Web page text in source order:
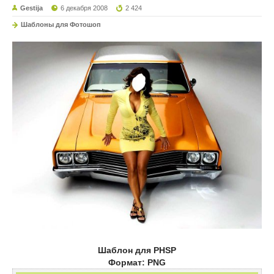
Gestija 6 декабря 2008 2 424
Шаблоны для Фотошоп
Шаблон для PHSP
Формат: PNG